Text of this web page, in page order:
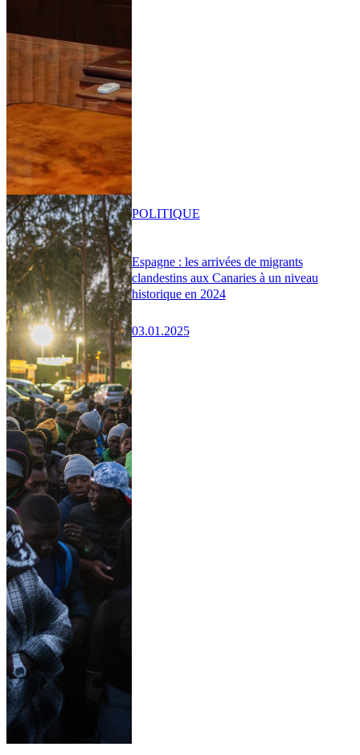
Espagne : les arrivées de migrants
clandestins aux Canaries à un niveau
historique en 2024
03.01.2025
POLITIQUE